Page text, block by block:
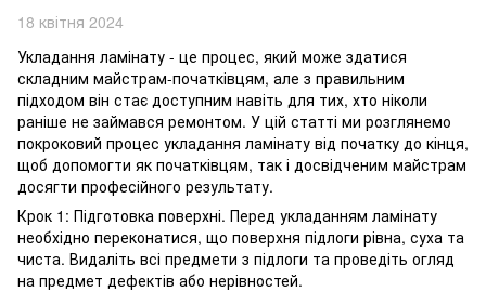
18 квітня 2024
Укладання ламінату - це процес, який може здатися
складним майстрам-початківцям, але з правильним
підходом він стає доступним навіть для тих, хто ніколи
раніше не займався ремонтом. У цій статті ми розглянемо
покроковий процес укладання ламінату від початку до кінця,
щоб допомогти як початківцям, так і досвідченим майстрам
досягти професійного результату.
Крок 1: Підготовка поверхні. Перед укладанням ламінату
необхідно переконатися, що поверхня підлоги рівна, суха та
чиста. Видаліть всі предмети з підлоги та проведіть огляд
на предмет дефектів або нерівностей.